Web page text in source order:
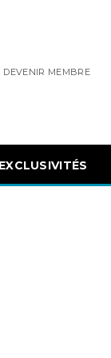
DEVENIR MEMBRE
EXCLUSIVITÉS